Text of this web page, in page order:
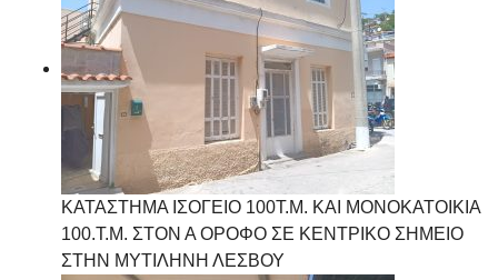
ΚΑΤΑΣΤΗΜΑ ΙΣΟΓΕΙΟ 100Τ.Μ. ΚΑΙ ΜΟΝΟΚΑΤΟΙΚΙΑ
100.Τ.Μ. ΣΤΟΝ Α ΟΡΟΦΟ ΣΕ ΚΕΝΤΡΙΚΟ ΣΗΜΕΙΟ
ΣΤΗΝ ΜΥΤΙΛΗΝΗ ΛΕΣΒΟΥ